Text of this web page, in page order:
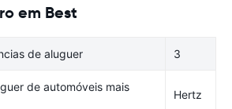
em Best
de aluguer 3
de automóveis mais
Hertz